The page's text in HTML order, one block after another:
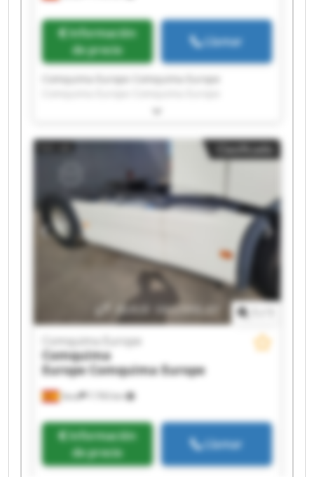
Información
de precio
Llamar
Comquima Europe Comquima Europe
Comquima Europe Comquima Europe
Comquima Europe Comquima Europe
Comquima Europe Comquima Europe
Comquima Europe Comquima Europe
Comquima Europe Comquima Europe
Comquima Europe Comquima Europe
Comquima Europe Comquima Europe
Clasificado
Seva 7.793 km
Comquima Europe
Comquima
EuropeComquima Europe
Información
de precio
Llamar